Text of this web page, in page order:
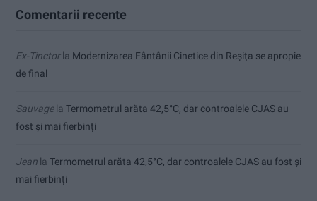
Comentarii recente
Ex-Tinctorla Modernizarea Fântânii Cinetice din Reșița se apropie
de final
Sauvagela Termometrul arăta 42,5°C, dar controalele CJAS au
fost și mai fierbinți
Jean la Termometrul arăta 42,5°C, dar controalele CJAS au fost și
mai fierbinți